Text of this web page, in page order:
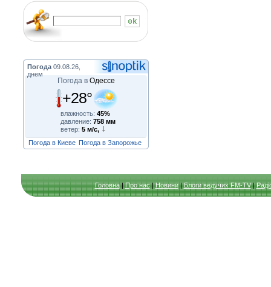
Погода 09.08.26,
днем
Погода в Одессе
+28°
влажность: 45%
давление: 758 мм
ветер: 5 м/с,
Погода в Киеве Погода в Запорожье
Головна|Про нас|Новини|Блоги ведучих FM-TV|